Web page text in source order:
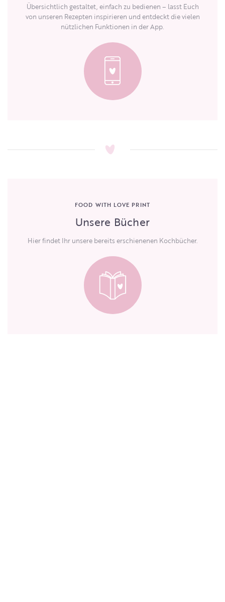
Übersichtlich gestaltet, einfach zu bedienen – lasst Euch
von unseren Rezepten inspirieren und entdeckt die vielen
nützlichen Funktionen in der App.
FOOD WITH LOVE PRINT
Unsere Bücher
Hier findet Ihr unsere bereits erschienenen Kochbücher.